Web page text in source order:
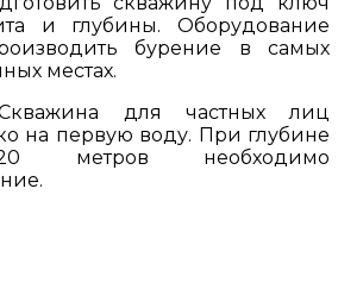
и глубины. Оборудование
бурение в самых
местах.
для частных лиц
на первую воду. При глубине
метров необходимо